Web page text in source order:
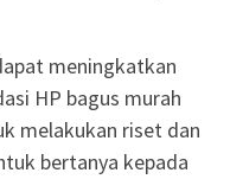
meningkatkan
HP bagus murah
melakukan riset dan
bertanya kepada